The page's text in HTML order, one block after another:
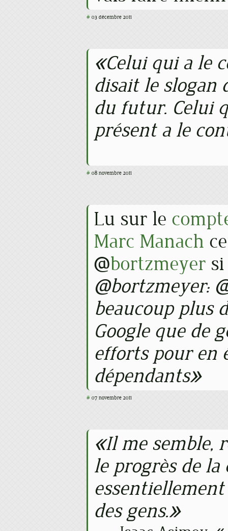
# 03 décembre 2011
Celui qui a le
disait le slogan
du futur. Celui
présent a le
# 08 novembre 2011
Lu sur le
Marc Manach
@bortzmeyer
@bortzmeyer:
beaucoup plus
Google que de
efforts pour en
dépendants
# 07 novembre 2011
Il me semble,
le progrès de
des gens.